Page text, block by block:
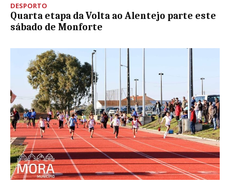
DESPORTO
Quarta etapa da Volta ao Alentejo parte este
sábado de Monforte